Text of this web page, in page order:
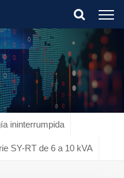
For?
ininterrumpida
SY-RT de 6 a 10 kVA